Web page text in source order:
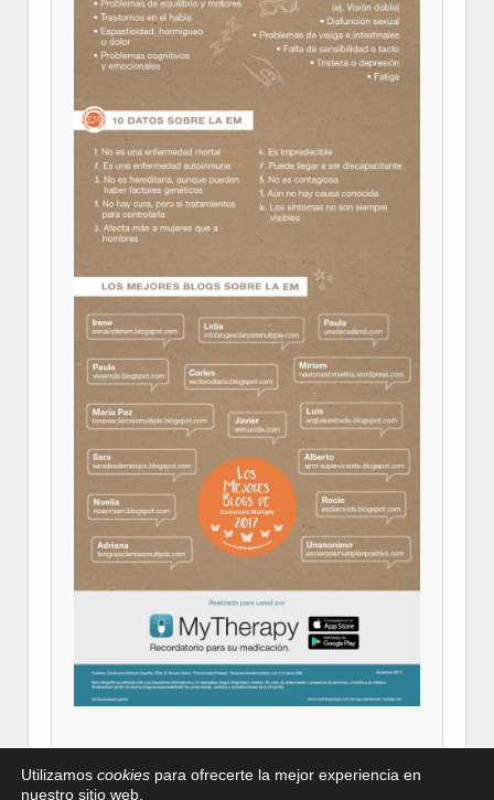
Utilizamos cookies para ofrecerte la mejor experiencia en
nuestro sitio web.